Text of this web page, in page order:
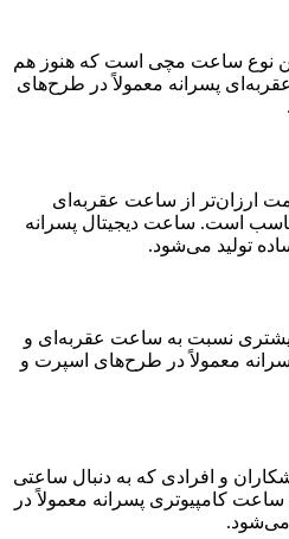
نوع ساعت مچی است که هنوز هم
پسرانه معمولاً در طرح‌های
ارزان‌تر از ساعت عقربه‌ای
است. ساعت دیجیتال پسرانه
تولید می‌شود.
نسبت به ساعت عقربه‌ای و
معمولاً در طرح‌های اسپرت و
و افرادی که به دنبال ساعتی
کامپیوتری پسرانه معمولاً در
می‌شود.